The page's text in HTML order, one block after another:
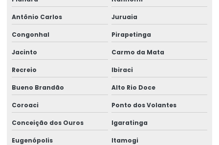
Antônio Carlos Juruaia
Congonhal Pirapetinga
Jacinto Carmo da Mata
Recreio Ibiraci
Bueno Brandão Alto Rio Doce
Coroaci Ponto dos Volantes
Conceição dos Ouros Igaratinga
Eugenópolis Itamogi